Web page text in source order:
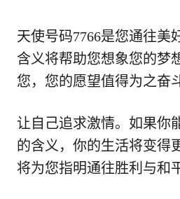
天使号码7766是您通往美
含义将帮助您想象您的梦
您，您的愿望值得为之奋
让自己追求激情。如果你
的含义，你的生活将变得
将为您指明通往胜利与和